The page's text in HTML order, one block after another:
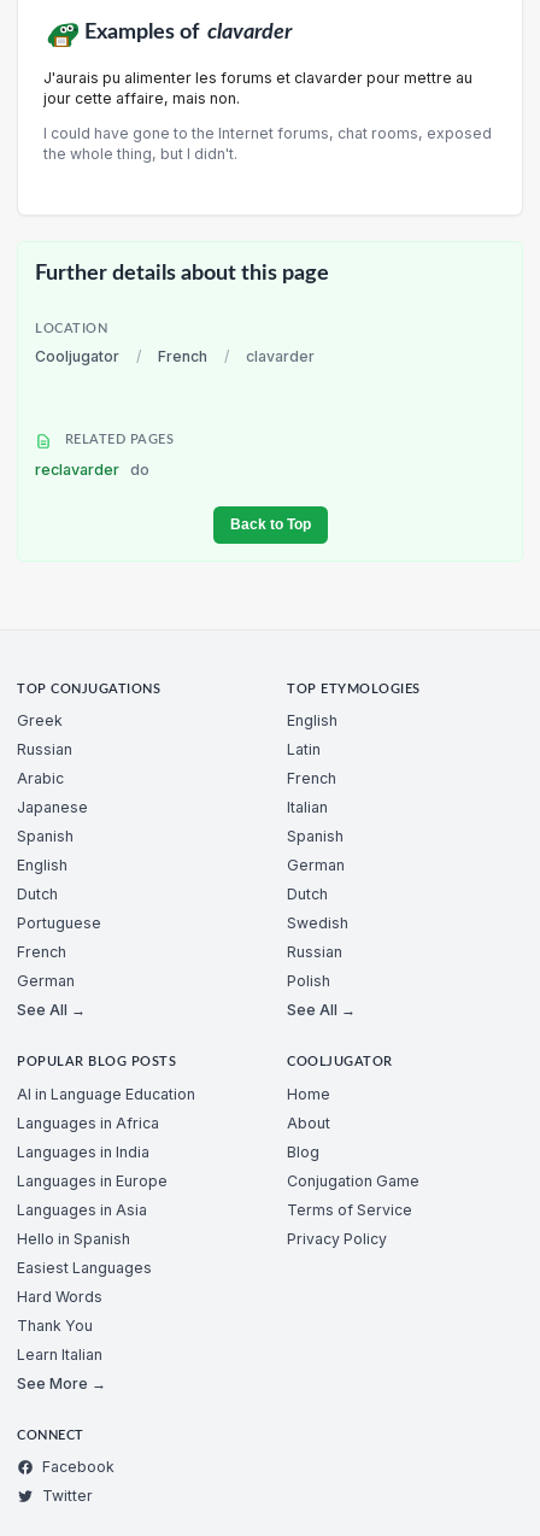
Examples of clavarder
J'aurais pu alimenter les forums et clavarder pour mettre au
jour cette affaire, mais non.
I could have gone to the Internet forums, chat rooms, exposed
the whole thing, but I didn't.
Further details about this page
LOCATION
Cooljugator / French / clavarder
RELATED PAGES
reclavarder do
Back to Top
TOP CONJUGATIONS
Greek
Russian
Arabic
Japanese
Spanish
English
Dutch
Portuguese
French
German
See All →
TOP ETYMOLOGIES
English
Latin
French
Italian
Spanish
German
Dutch
Swedish
Russian
Polish
See All →
POPULAR BLOG POSTS
AI in Language Education
Languages in Africa
Languages in India
Languages in Europe
Languages in Asia
Hello in Spanish
Easiest Languages
Hard Words
Thank You
Learn Italian
See More →
COOLJUGATOR
Home
About
Blog
Conjugation Game
Terms of Service
Privacy Policy
CONNECT
Facebook
Twitter